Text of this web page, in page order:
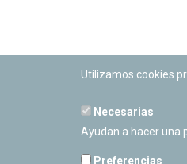
Utilizamos cookies
Necesarias
Ayudan a hacer una
Preferencias